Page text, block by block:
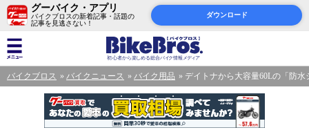
グーバイク・アプリ
バイクブロスの新着記事・話題の
記事を見逃さない！
ダウンロード
バイクブロス バイクニュース バイク用品 デイトナから大容量60Lの「防